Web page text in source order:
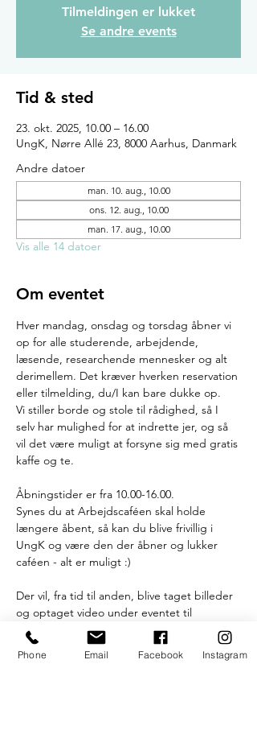
Tilmeldingen er lukket
Se andre events
Tid & sted
23. okt. 2025, 10.00 – 16.00
UngK, Nørre Allé 23, 8000 Aarhus, Danmark
Andre datoer
man. 10. aug., 10.00
ons. 12. aug., 10.00
man. 17. aug., 10.00
Vis alle 14 datoer
Om eventet
Hver mandag, onsdag og torsdag åbner vi
op for alle studerende, arbejdende,
læsende, researchende mennesker og alt
derimellem. Det kræver hverken reservation
eller tilmelding, du/I kan bare dukke op.
Vi stiller borde og stole til rådighed, så I
selv har mulighed for at indrette jer, og så
vil det være muligt at forsyne sig med gratis
kaffe og te.
Åbningstider er fra 10.00-16.00.
Synes du at Arbejdscaféen skal holde
længere åbent, så kan du blive frivillig i
UngK og være den der åbner og lukker
caféen - alt er muligt :)
Der vil, fra tid til anden, blive taget billeder
og optaget video under eventet til
fremtidig promovering.
Kontakt os hvis du ikke ønsker at blive vist
på disse.
Phone Email Facebook Instagram